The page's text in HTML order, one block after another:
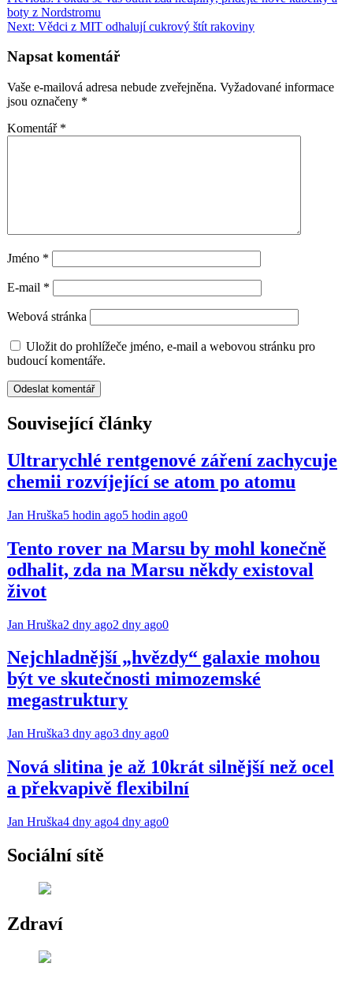
Share
pro
boty z Nordstromu
Next: Vědci z MIT odhalují cukrový štít rakoviny
Napsat komentář
Vaše e-mailová adresa nebude zveřejněna. Vyžadované informace
jsou označeny *
Komentář *
Jméno *
E-mail *
Webová stránka
Uložit do prohlížeče jméno, e-mail a webovou stránku pro
budoucí komentáře.
Související články
Ultrarychlé rentgenové záření zachycuje
chemii rozvíjející se atom po atomu
Jan Hruška5 hodin ago5 hodin ago0
Tento rover na Marsu by mohl konečně
odhalit, zda na Marsu někdy existoval
život
Jan Hruška2 dny ago2 dny ago0
Nejchladnější „hvězdy“ galaxie mohou
být ve skutečnosti mimozemské
megastruktury
Jan Hruška3 dny ago3 dny ago0
Nová slitina je až 10krát silnější než ocel
a překvapivě flexibilní
Jan Hruška4 dny ago4 dny ago0
Sociální sítě
Zdraví